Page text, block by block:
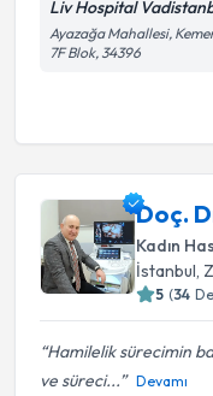
Liv Hospital
Ayazağa Mahallesi,
7F Blok, 34396
Doç.
Kadın
İstanbul ,
5 (34
Hamilelik sürecimin
ve süreci...
Devamı